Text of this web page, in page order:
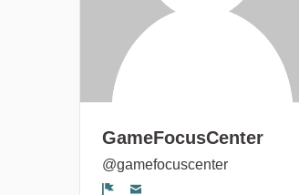
GameFocusCenter
@gamefocuscenter